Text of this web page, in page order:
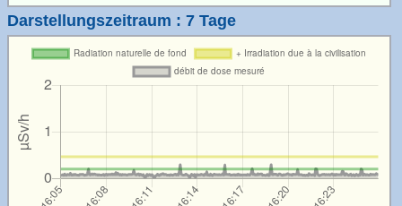
Darstellungszeitraum : 7 Tage